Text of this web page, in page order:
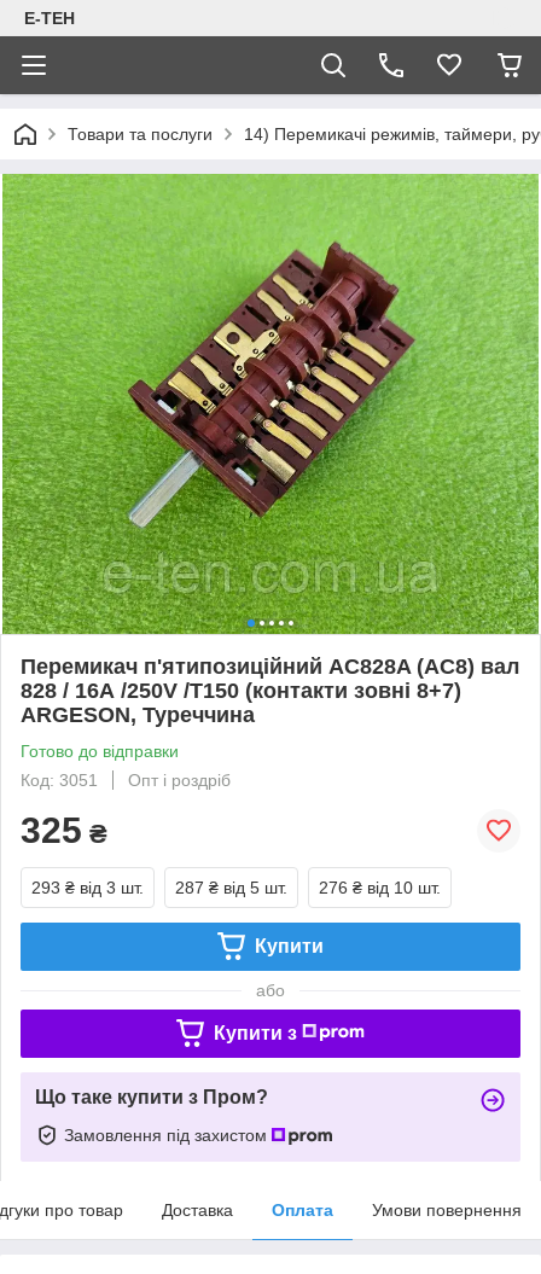
Е-ТЕН
Товари та послуги 14) Перемикачі режимів, таймери,
Перемикач п'ятипозиційний AC828A (AC8) вал
828 / 16А /250V /Т150 (контакти зовні 8+7)
ARGESON, Туреччина
Готово до відправки
Код: 3051
Опт і роздріб
325 ₴
293 ₴ від 3 шт. 287 ₴ від 5 шт. 276 ₴ від 10 шт.
Купити
або
Купити з
Що таке купити з Пром?
Замовлення під захистом
про товар Доставка Оплата Умови повернення